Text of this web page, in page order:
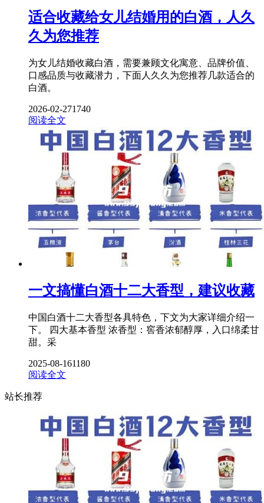
适合收藏给女儿结婚用的白酒，人久
久为您推荐
为女儿结婚收藏白酒，需要兼顾文化寓意、品牌价值、
口感品质与收藏潜力，下面人久久为您推荐几款适合的
白酒。
2026-02-271740
阅读全文
一文搞懂白酒十二大香型，建议收藏
中国白酒十二大香型各具特色，下文为大家详细介绍一
下。 四大基本香型 浓香型：窖香浓郁醇厚，入口绵柔甘
甜。采
2025-08-161180
阅读全文
站长推荐